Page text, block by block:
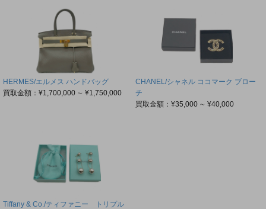
HERMES/エルメス ハンドバッグ
買取金額：¥1,700,000 ∼ ¥1,750,000
CHANEL/シャネル ココマーク ブロー
チ
買取金額：¥35,000 ∼ ¥40,000
Tiffany & Co./ティファニー トリプル